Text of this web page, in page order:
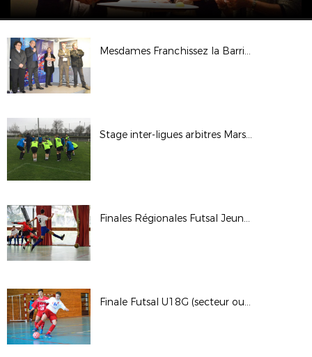
Mesdames Franchissez la Barrière - Mars 2018
Stage inter-ligues arbitres Mars 2018
Finales Régionales Futsal Jeunes (secteur Est)
Finale Futsal U18G (secteur ouest)